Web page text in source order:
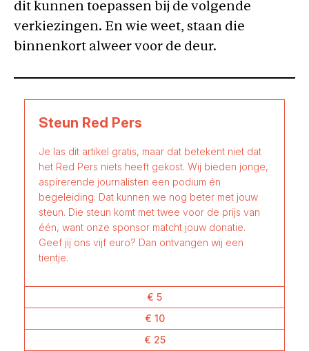
dit kunnen toepassen bij de volgende
verkiezingen. En wie weet, staan die
binnenkort alweer voor de deur.
Steun Red Pers
Je las dit artikel gratis, maar dat betekent niet dat
het Red Pers niets heeft gekost. Wij bieden jonge,
aspirerende journalisten een podium én
begeleiding. Dat kunnen we nog beter met jouw
steun. Die steun komt met twee voor de prijs van
één, want onze sponsor matcht jouw donatie.
Geef jij ons vijf euro? Dan ontvangen wij een
tientje.
€ 5
€ 10
€ 25